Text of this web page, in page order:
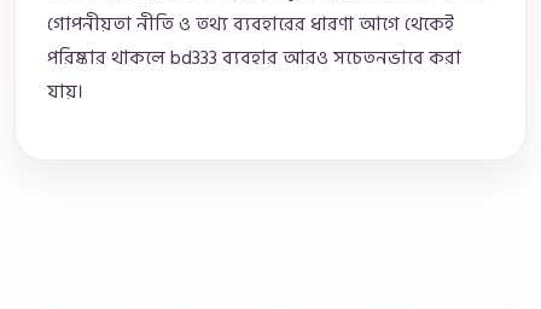
গোপনীয়তা নীতি ও তথ্য ব্যবহারের ধারণা আগে থেকেই
পরিষ্কার থাকলে bd333 ব্যবহার আরও সচেতনভাবে করা
যায়।